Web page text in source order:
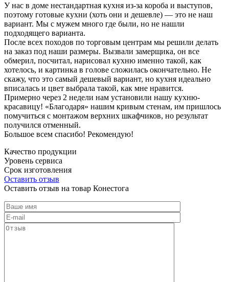
У нас в доме нестандартная кухня из-за короба и выступов,
поэтому готовые кухни (хоть они и дешевле) — это не наш
вариант. Мы с мужем много где были, но не нашли
подходящего варианта.
После всех походов по торговым центрам мы решили делать
на заказ под наши размеры. Вызвали замерщика, он все
обмерил, посчитал, нарисовал кухню именно такой, как
хотелось, и картинка в голове сложилась окончательно. Не
скажу, что это самый дешевый вариант, но кухня идеально
вписалась и цвет выбрала такой, как мне нравится.
Примерно через 2 недели нам установили нашу кухню-
красавицу! «Благодаря» нашим кривым стенам, им пришлось
помучиться с монтажом верхних шкафчиков, но результат
получился отменный.
Большое всем спасибо! Рекомендую!
Качество продукции
Уровень сервиса
Срок изготовления
Оставить отзыв
Оставить отзыв на товар Конестога